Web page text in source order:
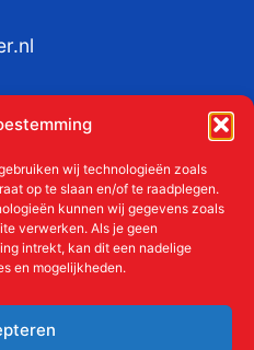
wij technologieën zoals
op te slaan en/of te raadplegen.
kunnen wij gegevens zoals
verwerken. Als je geen
intrekt, kan dit een nadelige
en mogelijkheden.